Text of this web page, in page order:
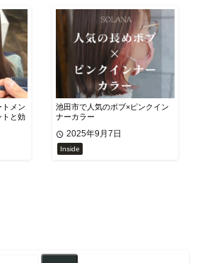
トメン
トと効
池田市で人気のボブ×ピンクイン
ナーカラー
2025年9月7日
Inside